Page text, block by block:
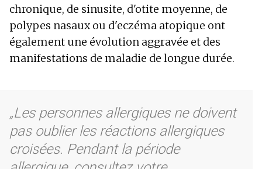
chronique, de sinusite, d'otite moyenne, de
polypes nasaux ou d'eczéma atopique ont
également une évolution aggravée et des
manifestations de maladie de longue durée.
Les personnes allergiques ne doivent
pas oublier les réactions allergiques
croisées. Pendant la période